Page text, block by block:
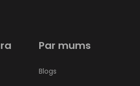
Par mums
Blogs